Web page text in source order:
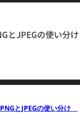
PNGとJPEGの使い分け